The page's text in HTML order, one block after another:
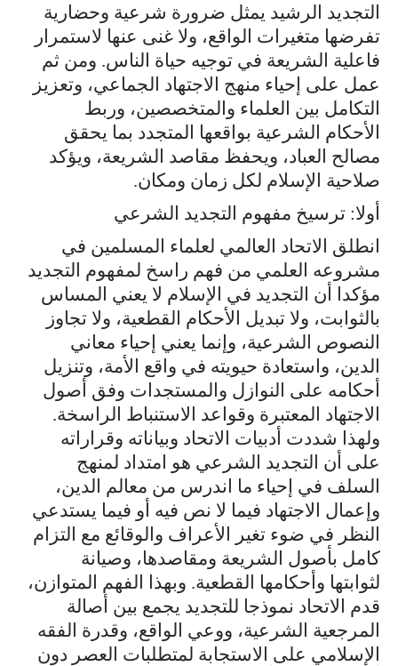
التجديد الرشيد يمثل ضرورة شرعية وحضارية
تفرضها متغيرات الواقع، ولا غنى عنها لاستمرار
فاعلية الشريعة في توجيه حياة الناس. ومن ثم
عمل على إحياء منهج الاجتهاد الجماعي، وتعزيز
التكامل بين العلماء والمتخصصين، وربط
الأحكام الشرعية بواقعها المتجدد بما يحقق
مصالح العباد، ويحفظ مقاصد الشريعة، ويؤكد
صلاحية الإسلام لكل زمان ومكان.
أولا: ترسيخ مفهوم التجديد الشرعي
انطلق الاتحاد العالمي لعلماء المسلمين في
مشروعه العلمي من فهم راسخ لمفهوم التجديد
مؤكدا أن التجديد في الإسلام لا يعني المساس
بالثوابت، ولا تبديل الأحكام القطعية، ولا تجاوز
النصوص الشرعية، وإنما يعني إحياء معاني
الدين، واستعادة حيويته في واقع الأمة، وتنزيل
أحكامه على النوازل والمستجدات وفق أصول
الاجتهاد المعتبرة وقواعد الاستنباط الراسخة.
ولهذا شددت أدبيات الاتحاد وبياناته وقراراته
على أن التجديد الشرعي هو امتداد لمنهج
السلف في إحياء ما اندرس من معالم الدين،
وإعمال الاجتهاد فيما لا نص فيه أو فيما يستدعي
النظر في ضوء تغير الأعراف والوقائع مع التزام
كامل بأصول الشريعة ومقاصدها، وصيانة
لثوابتها وأحكامها القطعية. وبهذا الفهم المتوازن،
قدم الاتحاد نموذجا للتجديد يجمع بين أصالة
المرجعية الشرعية، ووعي الواقع، وقدرة الفقه
الإسلامي على الاستجابة لمتطلبات العصر دون